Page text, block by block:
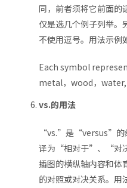
同，前者须将它前面的
仅是选几个例子列举
不使用逗号。用法示例
Each symbol
metal，wood，
vs.的用法
“vs.”是“versus”的
译为“相对于”、“对
插图的横纵轴内容和体
的对照或对决关系。